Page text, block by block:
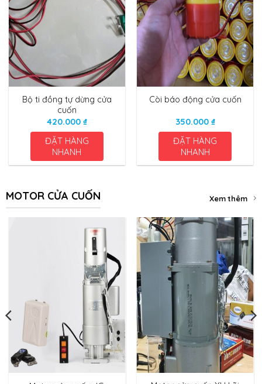
Bộ ti đồng tự dừng cửa
cuốn
420.000 ₫
ĐẶT HÀNG
NHANH
Còi báo động cửa cuốn
350.000 ₫
ĐẶT HÀNG
NHANH
MOTOR CỬA CUỐN Xem thêm